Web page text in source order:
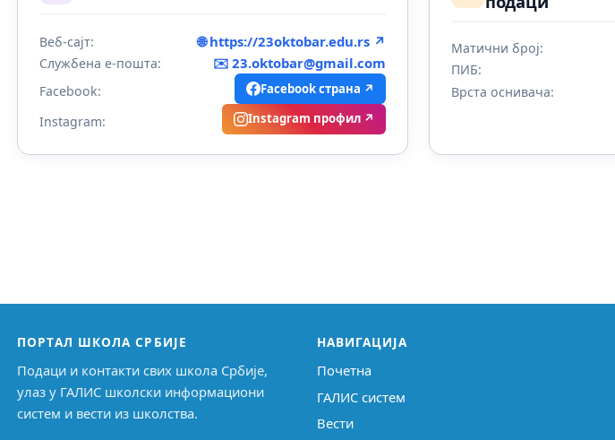
Веб-сајт: 🌐 https://23oktobar.edu.rs ↗
Службена е-пошта: ✉️23.oktobar@gmail.com
Facebook: Facebook страна ↗
Instagram: Instagram профил ↗
Матични број:
ПИБ:
Врста оснивача:
ПОРТАЛ ШКОЛА СРБИЈЕ
Подаци и контакти свих школа Србије,
улаз у ГАЛИС школски информациони
систем и вести из школства.
НАВИГАЦИЈА
Почетна
ГАЛИС систем
Вести